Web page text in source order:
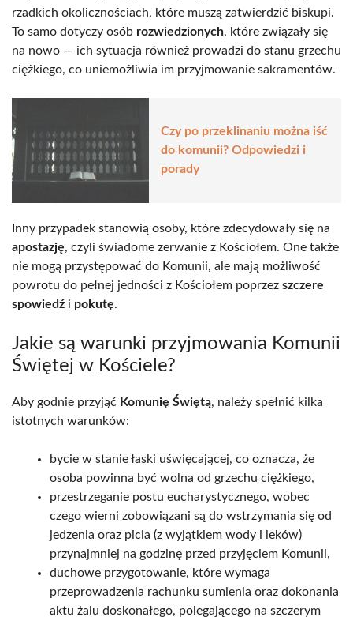
rzadkich okolicznościach, które muszą zatwierdzić biskupi.
To samo dotyczy osób rozwiedzionych, które związały się
na nowo — ich sytuacja również prowadzi do stanu grzechu
ciężkiego, co uniemożliwia im przyjmowanie sakramentów.
Czy po przeklinaniu można iść
do komunii? Odpowiedzi i
porady
Inny przypadek stanowią osoby, które zdecydowały się na
apostazję, czyli świadome zerwanie z Kościołem. One także
nie mogą przystępować do Komunii, ale mają możliwość
powrotu do pełnej jedności z Kościołem poprzez szczere
spowiedź i pokutę.
Jakie są warunki przyjmowania Komunii
Świętej w Kościele?
Aby godnie przyjąć Komunię Świętą, należy spełnić kilka
istotnych warunków:
bycie w stanie łaski uświęcającej, co oznacza, że
osoba powinna być wolna od grzechu ciężkiego,
przestrzeganie postu eucharystycznego, wobec
czego wierni zobowiązani są do wstrzymania się od
jedzenia oraz picia (z wyjątkiem wody i leków)
przynajmniej na godzinę przed przyjęciem Komunii,
duchowe przygotowanie, które wymaga
przeprowadzenia rachunku sumienia oraz dokonania
aktu żalu doskonałego, polegającego na szczerym